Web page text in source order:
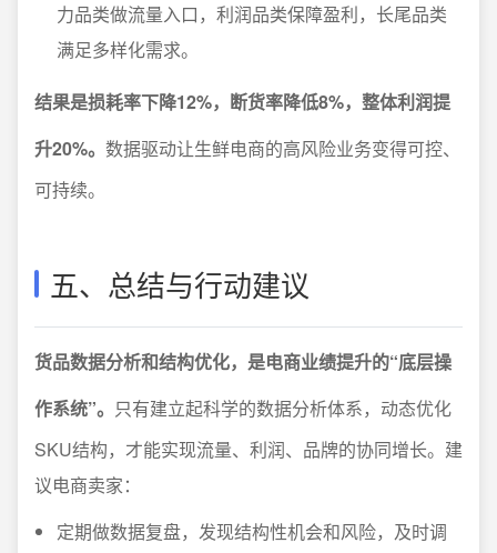
力品类做流量入口，利润品类保障盈利，长尾品类
满足多样化需求。
结果是损耗率下降12%，断货率降低8%，整体利润提
升20%。 数据驱动让生鲜电商的高风险业务变得可控、
可持续。
五、总结与行动建议
货品数据分析和结构优化，是电商业绩提升的“底层操
作系统”。 只有建立起科学的数据分析体系，动态优化
SKU结构，才能实现流量、利润、品牌的协同增长。建
议电商卖家：
定期做数据复盘，发现结构性机会和风险，及时调